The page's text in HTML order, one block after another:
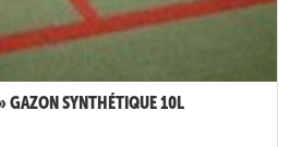
GAZON SYNTHÉTIQUE 10L